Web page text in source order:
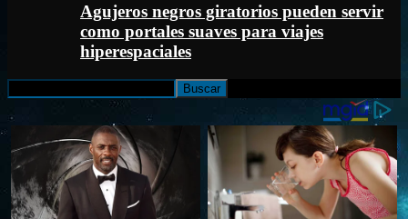
Agujeros negros giratorios pueden servir
como portales suaves para viajes
hiperespaciales